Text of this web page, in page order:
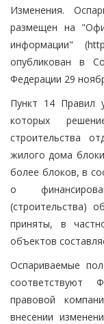
Изменения.
размещен на
информации"
опубликован в
Федерации 29
Пункт 14 Правил
которых
строительства
жилого дома
более блоков, в
о
(строительства)
приняты, в
объектов
Оспариваемые
соответствуют
правовой
внесении